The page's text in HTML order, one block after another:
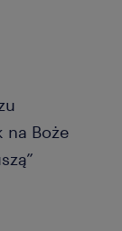
Boże